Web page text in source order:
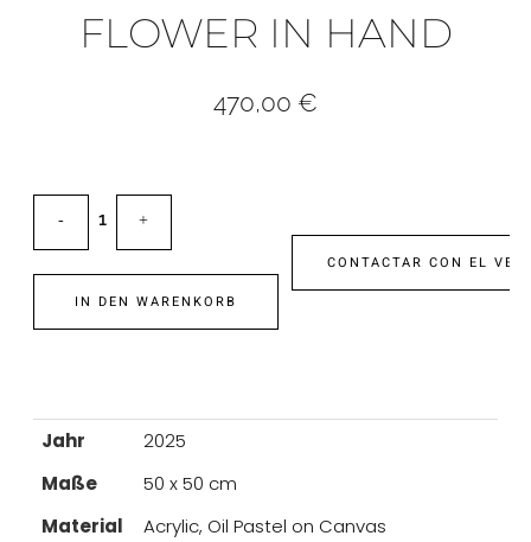
FLOWER IN HAND
470,00 €
IN DEN WARENKORB
CONTACTAR CON EL
Jahr
2025
Maße
50 x 50 cm
Material
Acrylic, Oil Pastel on Canvas